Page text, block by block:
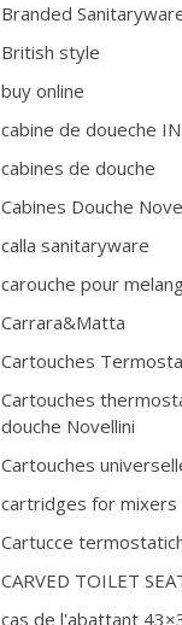
Branded
British style
buy online
cabine de doueche
cabines de douche
Cabines Douche
calla sanitaryware
carouche pour
Carrara&Matta
Cartouches
Cartouches
douche Novellini
Cartouches
cartridges for mixers
Cartucce
CARVED TOILET
cas de l'abattant